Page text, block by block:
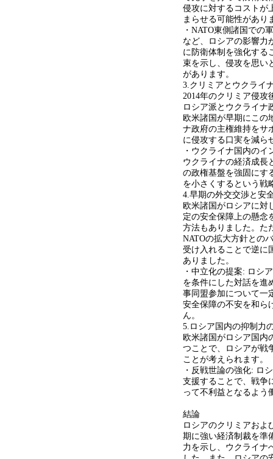
侵攻に対するコストが
まらせる可能性があり
・NATO東側諸国での
など、ロシアの影響力
に防衛体制を強化する
束を示し、侵攻を思い
があります。
3.クリミアとウクライ
2014年のクリミア侵攻
ロシア派とウクライナ
欧米諸国が早期にこの
ナ政府の主権維持をサ
に侵攻する口実を減ら
・ウクライナ国内の
ウクライナの経済成長
の政権基盤を強固にす
を小さくするという戦
4.早期の外交交渉と安
欧米諸国がロシアに対
定の安全保障上の懸念
方法もありました。た
NATOの拡大方針との
受け入れることで逆に
ありました。
・中立化の提案: ロシ
を条件にした対話を進
事同盟参加について一
安全保障の不安を和ら
ん。
5.ロシア国内の抑制力
欧米諸国がロシア国内
つことで、ロシアが戦
ことが考えられます。
・反戦世論の強化: ロ
支援することで、戦争
って不利益となるよう
結論
ロシアのクリミアおよ
期に強い経済制裁を準
力を示し、ウクライナ